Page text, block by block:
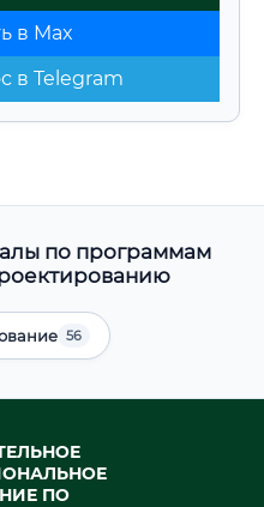
в Max
в Telegram
по программам
56
ПО